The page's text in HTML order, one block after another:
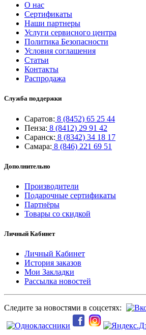
О нас
Сертификаты
Наши партнеры
Услуги сервисного центра
Политика Безопасности
Условия соглашения
Статьи
Контакты
Распродажа
Служба поддержки
Саратов: 8 (8452) 65 25 44
Пенза: 8 (8412) 29 91 42
Саранск: 8 (8342) 34 18 17
Самара: 8 (846) 221 69 51
Дополнительно
Производители
Подарочные сертификаты
Партнёры
Товары со скидкой
Личный Кабинет
Личный Кабинет
История заказов
Мои Закладки
Рассылка новостей
Следите за новостями в соцсетях: